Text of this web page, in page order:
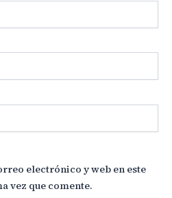
electrónico y web en este
vez que comente.